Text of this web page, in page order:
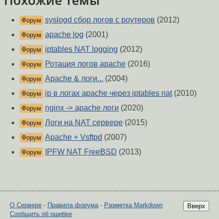
Форум syslogd сбор логов с роутеров (2012)
Форум apache log (2001)
Форум iptables NAT logging (2012)
Форум Ротация логов apache (2016)
Форум Apache & логи... (2004)
Форум ip в логах apache через iptables nat(2010)
Форум nginx -> apache логи (2020)
Форум Логи на NAT сервере (2015)
Форум Apache + Vsftpd (2007)
Форум IPFW NAT FreeBSD (2013)
Вверх
О Сервере - Правила форума- Разметка Markdown
Сообщить об ошибке